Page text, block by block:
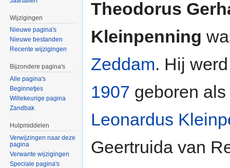
Theodorus
Kleinpenning
Zeddam. Hij
1907 geboren
Leonardus
Geertruida van
Wijzigingen
Nieuwe pagina's
Nieuwe bestanden
Recente wijzigingen
Bijzondere pagina's
Alle pagina's
Beginnetjes
Willekeurige pagina
Zandbak
Hulpmiddelen
Verwijzingen naar deze
pagina
Verwante wijzigingen
Speciale pagina's